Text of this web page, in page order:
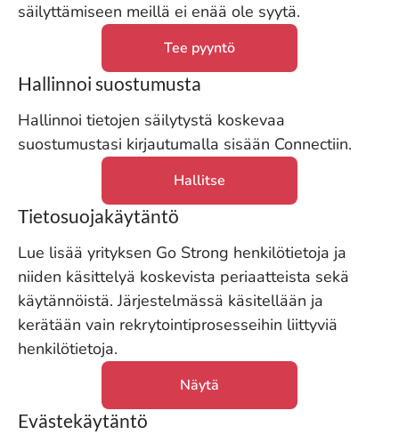
säilyttämiseen meillä ei enää ole syytä.
Tee pyyntö
Hallinnoi suostumusta
Hallinnoi tietojen säilytystä koskevaa
suostumustasi kirjautumalla sisään Connectiin.
Hallitse
Tietosuojakäytäntö
Lue lisää yrityksen Go Strong henkilötietoja ja
niiden käsittelyä koskevista periaatteista sekä
käytännöistä. Järjestelmässä käsitellään ja
kerätään vain rekrytointiprosesseihin liittyviä
henkilötietoja.
Näytä
Evästekäytäntö